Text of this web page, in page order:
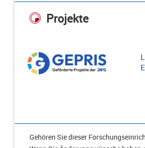
Projekte
Gehören Sie dieser